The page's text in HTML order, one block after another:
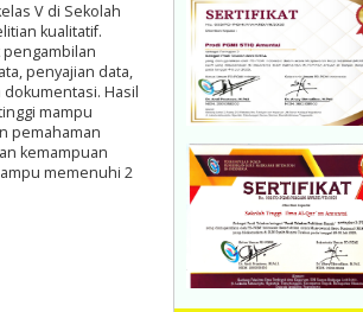
V di Sekolah
kualitatif.
pengambilan
penyajian data,
Hasil
mampu
pemahaman
kemampuan
memenuhi 2